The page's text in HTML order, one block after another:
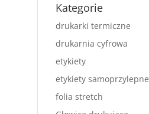
Kategorie
drukarki termiczne
drukarnia cyfrowa
etykiety
etykiety samoprzylepne
folia stretch